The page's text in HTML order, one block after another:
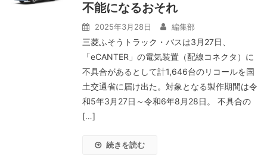
不能になるおそれ
2025年3月28日 編集部
三菱ふそうトラック・バスは3月27日、
「eCANTER」の電気装置（配線コネクタ）に
不具合があるとして計1,646台のリコールを国
土交通省に届け出た。対象となる製作期間は令
和5年3月27日～令和6年8月28日。 不具合の
[…]
続きを読む